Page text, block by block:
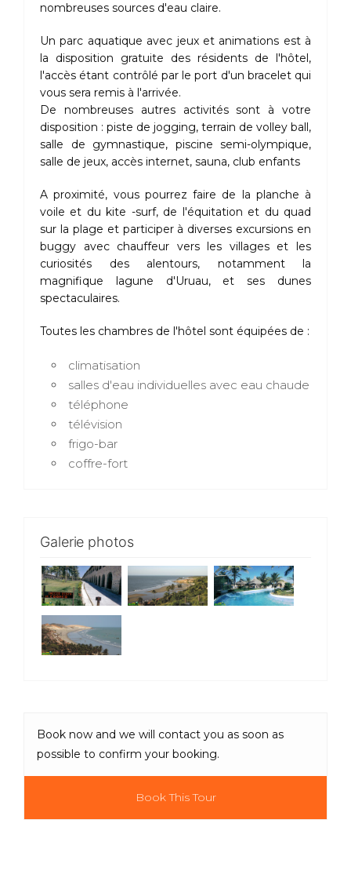
nombreuses sources d'eau claire.
Un parc aquatique avec jeux et animations est à
la disposition gratuite des résidents de l'hôtel,
l'accès étant contrôlé par le port d'un bracelet qui
vous sera remis à l'arrivée.
De nombreuses autres activités sont à votre
disposition : piste de jogging, terrain de volley ball,
salle de gymnastique, piscine semi-olympique,
salle de jeux, accès internet, sauna, club enfants
A proximité, vous pourrez faire de la planche à
voile et du kite -surf, de l'équitation et du quad
sur la plage et participer à diverses excursions en
buggy avec chauffeur vers les villages et les
curiosités des alentours, notamment la
magnifique lagune d'Uruau, et ses dunes
spectaculaires.
Toutes les chambres de l'hôtel sont équipées de :
climatisation
salles d'eau individuelles avec eau chaude
téléphone
télévision
frigo-bar
coffre-fort
Galerie photos
Book now and we will contact you as soon as
possible to confirm your booking.
Book This Tour